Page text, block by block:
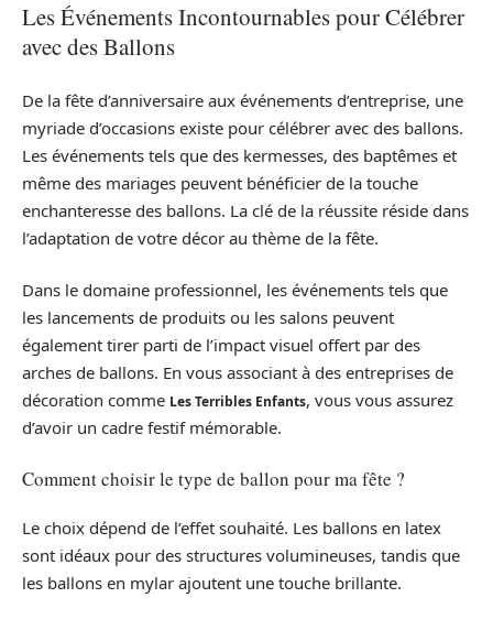
Les Événements Incontournables pour Célébrer
avec des Ballons
De la fête d’anniversaire aux événements d’entreprise, une
myriade d’occasions existe pour célébrer avec des ballons.
Les événements tels que des kermesses, des baptêmes et
même des mariages peuvent bénéficier de la touche
enchanteresse des ballons. La clé de la réussite réside dans
l’adaptation de votre décor au thème de la fête.
Dans le domaine professionnel, les événements tels que
les lancements de produits ou les salons peuvent
également tirer parti de l’impact visuel offert par des
arches de ballons. En vous associant à des entreprises de
décoration comme Les Terribles Enfants, vous vous assurez
d’avoir un cadre festif mémorable.
Comment choisir le type de ballon pour ma fête ?
Le choix dépend de l’effet souhaité. Les ballons en latex
sont idéaux pour des structures volumineuses, tandis que
les ballons en mylar ajoutent une touche brillante.